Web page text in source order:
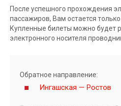
После успешного прохождения
пассажиров, Вам остается
Купленные билеты можно будет
электронного носителя
Обратное направление:
Ингашская — Ростов